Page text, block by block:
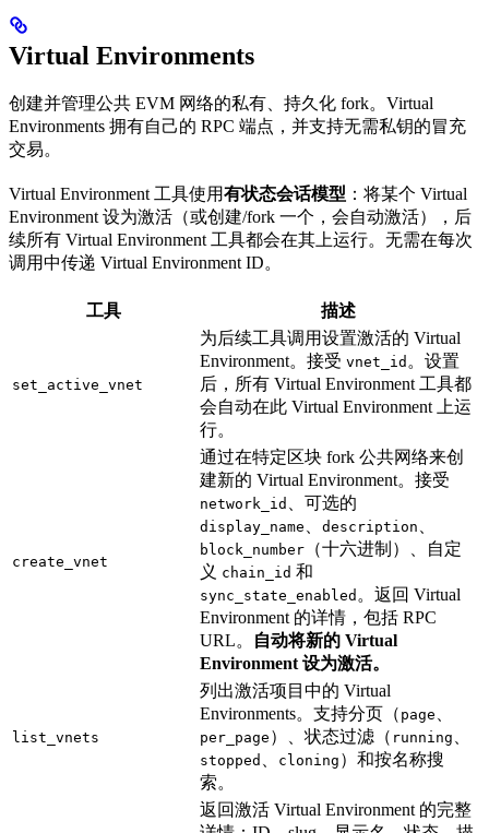
Virtual Environments
创建并管理公共 EVM 网络的私有、持久化 fork。Virtual
Environments 拥有自己的 RPC 端点，并支持无需私钥的冒充
交易。
Virtual Environment 工具使用有状态会话模型 ：将某个 Virtual
Environment 设为激活（或创建/fork 一个，会自动激活），后
续所有 Virtual Environment 工具都会在其上运行。无需在每次
调用中传递 Virtual Environment ID。
工具 描述
set_active_vnet
为后续工具调用设置激活的 Virtual
Environment。接受 vnet_id 。设置
后，所有 Virtual Environment 工具都
会自动在此 Virtual Environment 上运
行。
create_vnet
通过在特定区块 fork 公共网络来创
建新的 Virtual Environment。接受
network_id 、可选的
display_name description
block_number （十六进制）、自定
义 chain_id 和
sync_state_enabled 。返回 Virtual
Environment 的详情，包括 RPC
URL。
自动将新的 Virtual
Environment 设为激活。
list_vnets
列出激活项目中的 Virtual
Environments。支持分页（ page
per_page ）、状态过滤（ running
stopped cloning ）和按名称搜
索。
返回激活 Virtual Environment 的完整